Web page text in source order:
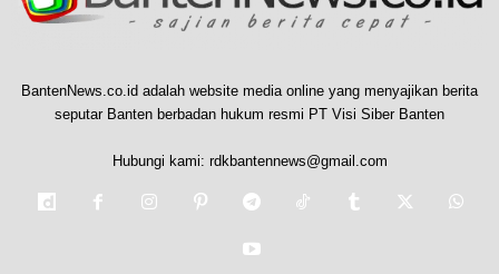
BantenNews.co.id adalah website media online yang menyajikan berita
seputar Banten berbadan hukum resmi PT Visi Siber Banten
Hubungi kami: rdkbantennews@gmail.com